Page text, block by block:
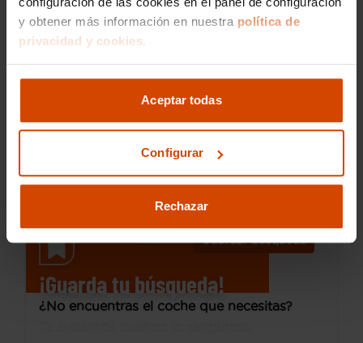
y obtener más información en nuestra política de
privacidad y cookies.
Aceptar todas
Configurar
Rechazar
39.990 €
Desde 560 € /mes*
Competition 55 TFSIe quattro S tronic
2023
85.383 km
I.V.A. Deducible Cáceres - Sur
Guardar búsqueda
¡Guarda tu búsqueda!
¿No encuentras el coche que necesitas?